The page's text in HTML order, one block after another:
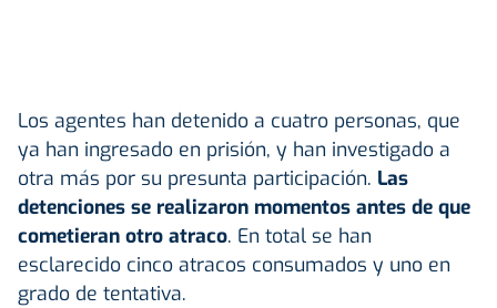
Los agentes han detenido a cuatro personas, que
ya han ingresado en prisión, y han investigado a
otra más por su presunta participación. Las
detenciones se realizaron momentos antes de que
cometieran otro atraco. En total se han
esclarecido cinco atracos consumados y uno en
grado de tentativa.